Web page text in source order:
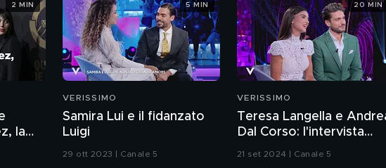
la
2 MIN
VERISSIMO
Samira Lui e il fidanzato
Luigi
29 ott 2023 | Canale 5
5 MIN
VERISSIMO
Teresa Langella e
Dal Corso: l'intervista
21 set 2024 | Canale 5
20 MIN